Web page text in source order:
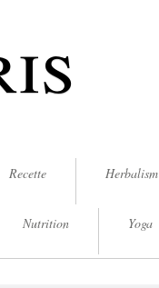
Recette Herbalism
Nutrition Yoga